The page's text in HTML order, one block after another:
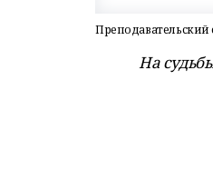
Преподавательский
На